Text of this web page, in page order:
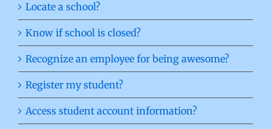
Locate a school?
Know if school is closed?
Recognize an employee for being awesome?
Register my student?
Access student account information?